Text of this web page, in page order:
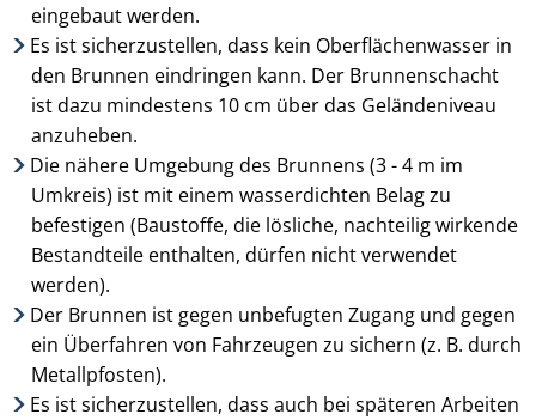
eingebaut werden.
Es ist sicherzustellen, dass kein Oberflächenwasser in
den Brunnen eindringen kann. Der Brunnen­schacht
ist dazu mindestens 10 cm über das Geländeniveau
anzuheben.
Die nähere Umgebung des Brunnens (3 - 4 m im
Umkreis) ist mit einem wasserdichten Belag zu
befestigen (Baustoffe, die lösliche, nachteilig wirkende
Bestandteile ent­halten, dürfen nicht ver­wendet
werden).
Der Brunnen ist gegen unbefugten Zugang und gegen
ein Überfahren von Fahrzeugen zu sichern (z. B. durch
Metallpfosten).
Es ist sicherzustellen, dass auch bei späteren Arbeiten